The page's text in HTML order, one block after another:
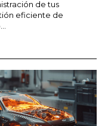
de tus
eficiente de